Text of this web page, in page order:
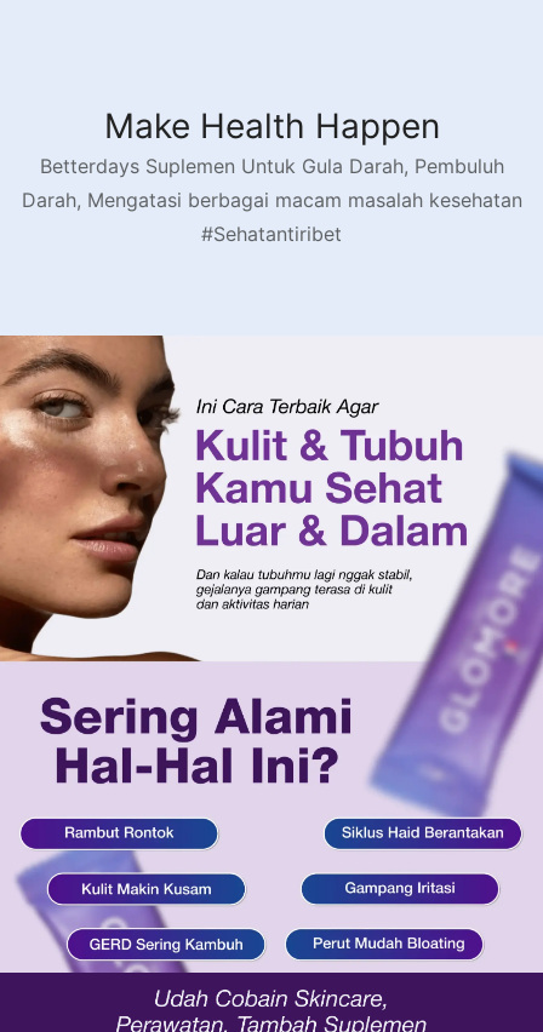
Make Health Happen
Betterdays Suplemen Untuk Gula Darah, Pembuluh
Darah, Mengatasi berbagai macam masalah kesehatan
#Sehatantiribet